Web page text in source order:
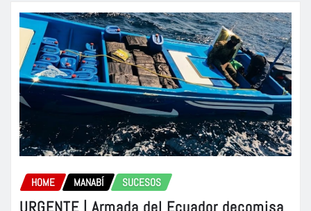
HOME MANABÍ SUCESOS
URGENTE | Armada del Ecuador decomisa